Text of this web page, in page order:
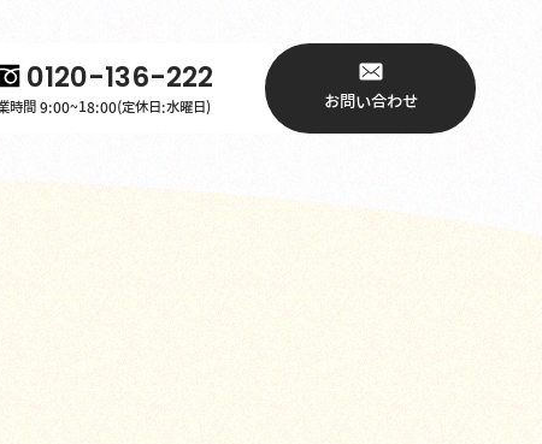
0120-136-222
時間 9:00~18:00(定休日:水曜日) お問い合わせ